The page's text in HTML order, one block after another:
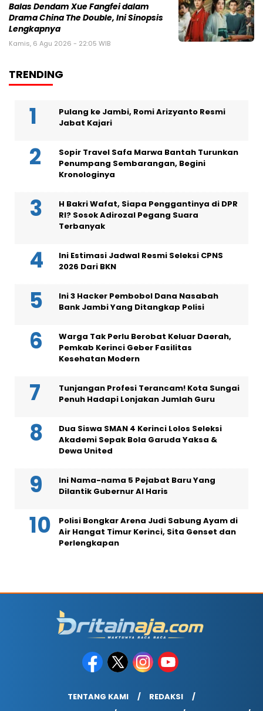
Balas Dendam Xue Fangfei dalam
Drama China The Double, Ini Sinopsis
Lengkapnya
Kamis, 6 Agu 2026 - 22:05 WIB
TRENDING
Pulang ke Jambi, Romi Arizyanto Resmi
Jabat Kajari
Sopir Travel Safa Marwa Bantah Turunkan
Penumpang Sembarangan, Begini
Kronologinya
H Bakri Wafat, Siapa Penggantinya di DPR
RI? Sosok Adirozal Pegang Suara
Terbanyak
Ini Estimasi Jadwal Resmi Seleksi CPNS
2026 Dari BKN
Ini 3 Hacker Pembobol Dana Nasabah
Bank Jambi Yang Ditangkap Polisi
Warga Tak Perlu Berobat Keluar Daerah,
Pemkab Kerinci Geber Fasilitas
Kesehatan Modern
Tunjangan Profesi Terancam! Kota Sungai
Penuh Hadapi Lonjakan Jumlah Guru
Dua Siswa SMAN 4 Kerinci Lolos Seleksi
Akademi Sepak Bola Garuda Yaksa &
Dewa United
Ini Nama-nama 5 Pejabat Baru Yang
Dilantik Gubernur Al Haris
Polisi Bongkar Arena Judi Sabung Ayam di
Air Hangat Timur Kerinci, Sita Genset dan
Perlengkapan
TENTANG KAMI
REDAKSI